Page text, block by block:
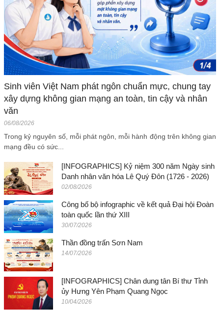
Sinh viên Việt Nam phát ngôn chuẩn mực, chung tay
xây dựng không gian mạng an toàn, tin cậy và nhân
văn
06/08/2026
Trong kỷ nguyên số, mỗi phát ngôn, mỗi hành động trên không gian
mạng đều có sức...
[INFOGRAPHICS] Kỷ niệm 300 năm Ngày sinh
Danh nhân văn hóa Lê Quý Đôn (1726 - 2026)
02/08/2026
Công bố bộ infographic về kết quả Đại hội Đoàn
toàn quốc lần thứ XIII
30/07/2026
Thần đồng trấn Sơn Nam
14/07/2026
[INFOGRAPHICS] Chân dung tân Bí thư Tỉnh
ủy Hưng Yên Phạm Quang Ngọc
10/04/2026